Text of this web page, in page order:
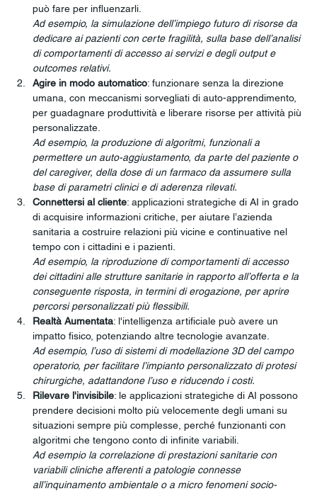
può fare per influenzarli.
Ad esempio, la simulazione dell’impiego futuro di risorse da
dedicare ai pazienti con certe fragilità, sulla base dell’analisi
di comportamenti di accesso ai servizi e degli output e
outcomes relativi.
Agire in modo automatico: funzionare senza la direzione
umana, con meccanismi sorvegliati di auto-apprendimento,
per guadagnare produttività e liberare risorse per attività più
personalizzate.
Ad esempio, la produzione di algoritmi, funzionali a
permettere un auto-aggiustamento, da parte del paziente o
del caregiver, della dose di un farmaco da assumere sulla
base di parametri clinici e di aderenza rilevati.
Connettersi al cliente: applicazioni strategiche di AI in grado
di acquisire informazioni critiche, per aiutare l’azienda
sanitaria a costruire relazioni più vicine e continuative nel
tempo con i cittadini e i pazienti.
Ad esempio, la riproduzione di comportamenti di accesso
dei cittadini alle strutture sanitarie in rapporto all’offerta e la
conseguente risposta, in termini di erogazione, per aprire
percorsi personalizzati più flessibili.
Realtà Aumentata: l'intelligenza artificiale può avere un
impatto fisico, potenziando altre tecnologie avanzate.
Ad esempio, l’uso di sistemi di modellazione 3D del campo
operatorio, per facilitare l’impianto personalizzato di protesi
chirurgiche, adattandone l’uso e riducendo i costi.
Rilevare l'invisibile: le applicazioni strategiche di AI possono
prendere decisioni molto più velocemente degli umani su
situazioni sempre più complesse, perché funzionanti con
algoritmi che tengono conto di infinite variabili.
Ad esempio la correlazione di prestazioni sanitarie con
variabili cliniche afferenti a patologie connesse
all’inquinamento ambientale o a micro fenomeni socio-